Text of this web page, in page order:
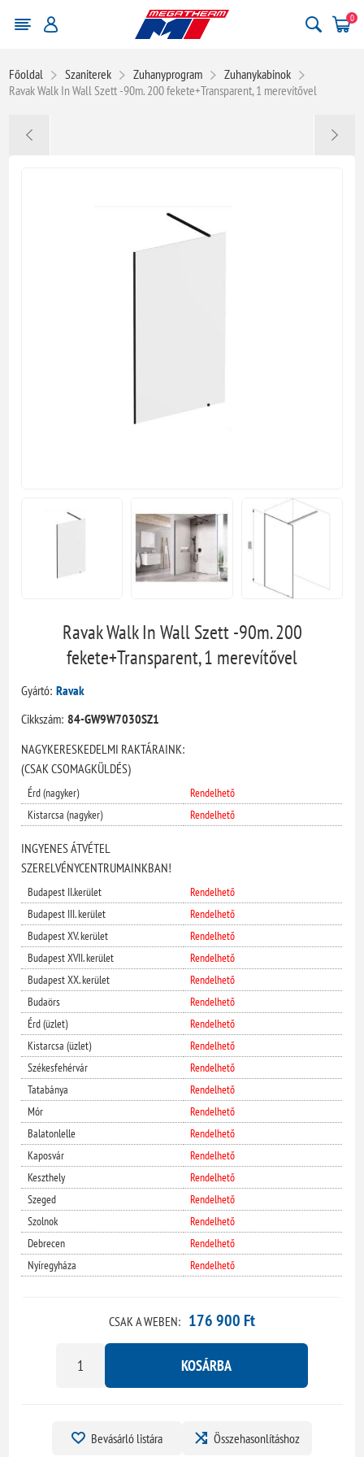
0
Főoldal Szaniterek Zuhanyprogram
Zuhanykabinok
Ravak Walk In Wall Szett -90m. 200 fekete+Transparent, 1 merevítővel
Ravak Walk In Wall Szett -90m. 200
fekete+Transparent, 1 merevítővel
Gyártó: Ravak
Cikkszám: 84-GW9W7030SZ1
NAGYKERESKEDELMI RAKTÁRAINK:
(CSAK CSOMAGKÜLDÉS)
Érd (nagyker)
Rendelhető
Kistarcsa (nagyker)
Rendelhető
INGYENES ÁTVÉTEL
SZERELVÉNYCENTRUMAINKBAN!
Budapest II.kerület
Rendelhető
Budapest III. kerület
Rendelhető
Budapest XV. kerület
Rendelhető
Budapest XVII. kerület
Rendelhető
Budapest XX. kerület
Rendelhető
Budaörs
Rendelhető
Érd (üzlet)
Rendelhető
Kistarcsa (üzlet)
Rendelhető
Székesfehérvár
Rendelhető
Tatabánya
Rendelhető
Mór
Rendelhető
Balatonlelle
Rendelhető
Kaposvár
Rendelhető
Keszthely
Rendelhető
Szeged
Rendelhető
Szolnok
Rendelhető
Debrecen
Rendelhető
Nyíregyháza
Rendelhető
CSAK A WEBEN: 176 900 Ft
KOSÁRBA
Bevásárló listára Összehasonlításhoz